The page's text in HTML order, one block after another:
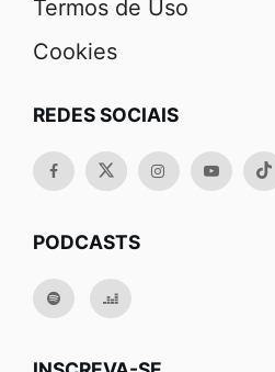
Termos de Uso
Cookies
REDES SOCIAIS
PODCASTS